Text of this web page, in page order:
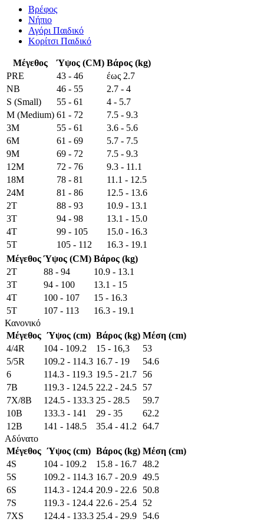
Βρέφος
Νήπιο
Αγόρι Παιδικό
Κορίτσι Παιδικό
Μέγεθος Ύψος (CM) Βάρος (kg)
PRE
43 - 46
έως 2.7
NB
46 - 55
2.7 - 4
S (Small)
55 - 61
4 - 5.7
M (Medium) 61 - 72
7.5 - 9.3
3M
55 - 61
3.6 - 5.6
6M
61 - 69
5.7 - 7.5
9M
69 - 72
7.5 - 9.3
12M
72 - 76
9.3 - 11.1
18M
78 - 81
11.1 - 12.5
24M
81 - 86
12.5 - 13.6
2T
88 - 93
10.9 - 13.1
3T
94 - 98
13.1 - 15.0
4T
99 - 105
15.0 - 16.3
5T
105 - 112
16.3 - 19.1
Μέγεθος Ύψος (CM) Βάρος (kg)
2T
88 - 94
10.9 - 13.1
3T
94 - 100
13.1 - 15
4T
100 - 107
15 - 16.3
5T
107 - 113
16.3 - 19.1
Κανονικό
Μέγεθος Ύψος (cm) Βάρος (kg) Μέση (cm)
4/4R
104 - 109.2 15 - 16,3
53
5/5R
109.2 - 114.3 16.7 - 19
54.6
6
114.3 - 119.3 19.5 - 21.7
56
7B
119.3 - 124.5 22.2 - 24.5
57
7X/8B
124.5 - 133.3 25 - 28.5
59.7
10B
133.3 - 141 29 - 35
62.2
12B
141 - 148.5 35.4 - 41.2
64.7
Αδύνατο
Μέγεθος Ύψος (cm) Βάρος (kg) Μέση (cm)
4S
104 - 109.2 15.8 - 16.7 48.2
5S
109.2 - 114.3 16.7 - 20.9 49.5
6S
114.3 - 124.4 20.9 - 22.6
50.8
7S
119.3 - 124.4 22.6 - 25.4
52
7XS
124.4 - 133.3 25.4 - 29.9
54.6